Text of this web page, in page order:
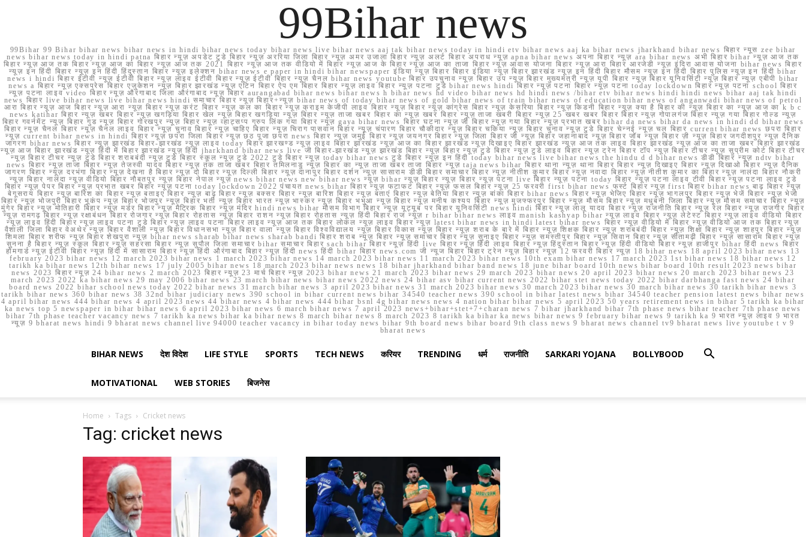
99Bihar news
99Bihar 99 Bihar bihar news bihar news in hindi bihar news today bihar news live bihar news aaj tak bihar news today in hindi etv bihar news aaj ka bihar news jharkhand bihar news बिहार न्यूस zee bihar
news bihar news today in hindi patna बिहार न्यूज़ अपडेट टुडे बिहार न्यूज़ अररिया जिला बिहार न्यूज़ अमर उजाला बिहार न्यूज़ अलर्ट बिहार अपराध न्यूज़ apna bihar news अपना बिहार न्यूज़ ara bihar news अभी बिहार bihar न्यूज़ आज तक
बिहार न्यूज़ आज तक बिहार न्यूज़ आज का बिहार न्यूज़ आज तक 2021 बिहार न्यूज़ आज तक वीडियो में बिहार न्यूज़ आज के बिहार न्यूज़ आज का ताजा बिहार न्यूज़ आवास योजना बिहार न्यूज़ आरा बिहार आरजेडी न्यूज़ इंदिरा आवास योजना bihar news बिहार
न्यूज़ इन हिंदी बिहार न्यूज़ इन हिंदी हिंदुस्तान बिहार न्यूज़ इलेक्शन bihar news e paper in hindi bihar newspaper इंडिया न्यूज़ बिहार बिहार इंडिया न्यूज़ बिहार झारखंड न्यूज़ इन हिंदी बिहार मौसम न्यूज़ इन हिंदी बिहार पुलिस न्यूज़ इन हिंदी bihar
news i hindi बिहार ईटीवी न्यूज़ ईटीवी बिहार न्यूज़ लाइव ईटीवी बिहार न्यूज़ ईटीवी बिहार न्यूज़ चैनल bihar news youtube बिहार उपचुनाव न्यूज़ बिहार उप न्यूज़ बिहार मुख्यमंत्री न्यूज़ यूपी बिहार न्यूज़ बिहार यूनिवर्सिटी न्यूज़ बिहार न्यूज़ एबीपी bihar
news a बिहार न्यूज़ एक्सप्रेस बिहार एजुकेशन न्यूज़ बिहार झारखंड न्यूज़ एटिन बिहार ऐप एम बिहार बिहार न्यूज़ लाइव बिहार न्यूज़ पटना टुडे bihar news hindi बिहार न्यूज़ पटना बिहार न्यूज़ पटना today lockdown बिहार न्यूज़ पटना school बिहार
न्यूज़ पटना लाइव video बिहार न्यूज़ औरंगाबाद जिला औरंगाबाद न्यूज़ बिहार aurangabad bihar news bihar news h bihar news hd video bihar news hd hindi news /bihar etv bihar news hindi hindi news bihar aaj tak hindi
news बिहार live bihar news live bihar news hindi समाचार बिहार न्यूज़ बिहार+न्यूज़ bihar news of today bihar news of gold bihar news of train bihar news of education bihar news of anganwadi bihar news of petrol
आरा बिहार न्यूज़ आज बिहार न्यूज़ आरा न्यूज़ बिहार न्यूज़ करंट बिहार न्यूज़ कल का बिहार न्यूज़ क्राइम केजीपी लाइव बिहार न्यूज़ बिहार न्यूज़ कांग्रेस बिहार न्यूज़ केसरिया बिहार न्यूज़ किडनी बिहार न्यूज़ क्या है बिहार की न्यूज़ बिहार का न्यूज़ आज का k b c
news katihar बिहार न्यूज़ खबर बिहार न्यूज़ खगड़िया बिहार खेल न्यूज़ बिहार खगड़िया न्यूज़ बिहार न्यूज़ ताजा खबर बिहार का न्यूज़ खबर बिहार न्यूज़ ताजा खबरी बिहार न्यूज़ 25 खबर खबर बिहार बिहार न्यूज़ गोपालगंज बिहार न्यूज़ गया बिहार गोल्ड न्यूज़
बिहार गवर्नमेंट न्यूज़ बिहार गुड न्यूज़ बिहार गोरखपुर न्यूज़ बिहार न्यूज़ व्हाट्सप्प ग्रुप लिंक गया बिहार न्यूज़ gaya bihar news बिहार घटना न्यूज़ जी बिहार न्यूज़ गया बिहार न्यूज़ प्रभात खबर bihar da news bihar da news in hindi dd bihar news
बिहार न्यूज़ चैनल बिहार न्यूज़ चैनल लाइव बिहार न्यूज़ चुनाव बिहार न्यूज़ चाहिए बिहार न्यूज़ चिराग पासवान बिहार न्यूज़ चंपारण बिहार चौकीदार न्यूज़ बिहार चकिया न्यूज़ बिहार चुनाव न्यूज़ टुडे बिहार चेन्नई न्यूज़ चल बिहार current bihar news छपरा बिहार
न्यूज़ current bihar news in hindi बिहार न्यूज़ छपरा जिला बिहार न्यूज़ छठ पूजा छपरा news बिहार न्यूज़ जमुई बिहार न्यूज़ जयनगर बिहार न्यूज़ जिला बिहार जी न्यूज़ बिहार जहानाबाद न्यूज़ बिहार जॉब न्यूज़ बिहार ज़ी न्यूज़ बिहार जगदीशपुर न्यूज़ दैनिक
जागरण bihar news बिहार न्यूज़ झारखंड बिहार-झारखंड न्यूज़ लाइव today बिहार झारखण्ड न्यूज़ लाइव बिहार झारखंड न्यूज़ आज का बिहार झारखंड न्यूज़ दिखाइए बिहार झारखंड न्यूज़ आज तक लाइव बिहार झारखंड न्यूज़ आज का ताजा खबर बिहार झारखंड
न्यूज़ आज बिहार झारखंड न्यूज़ हिंदी में बिहार झारखंड न्यूज़ हिंदी jharkhand bihar news live जी बिहार-झारखंड न्यूज़ झारखंड बिहार न्यूज़ बिहार न्यूज़ टुडे बिहार न्यूज़ टुडे लाइव बिहार न्यूज़ ट्रेन बिहार टॉप न्यूज़ बिहार टीचर न्यूज़ सुप्रीम कोर्ट बिहार टीचर
न्यूज़ बिहार टीचर न्यूज़ टुडे बिहार शराबबंदी न्यूज़ टुडे बिहार स्कूल न्यूज़ टुडे 2022 टुडे बिहार न्यूज़ today bihar news टुडे बिहार न्यूज़ इन हिंदी today bihar news live bihar news the hindu d d bihar news डीडी बिहार न्यूज़ ndtv bihar
news बिहार न्यूज़ ताजा बिहार न्यूज़ तेजस्वी यादव बिहार न्यूज़ तक ताजा खबर बिहार तमिलनाडु न्यूज़ बिहार का न्यूज़ ताजा खबर ताजा बिहार न्यूज़ taja news bihar बिहार थाना न्यूज़ थाना बिहार बिहार न्यूज़ दिखाइए बिहार न्यूज़ दिखाओ बिहार न्यूज़ दैनिक
जागरण बिहार न्यूज़ दरभंगा बिहार न्यूज़ देखना है बिहार न्यूज़ दो बिहार न्यूज़ दिल्ली बिहार न्यूज़ दानापुर बिहार दर्शन न्यूज़ सासाराम डीडी बिहार समाचार बिहार न्यूज़ नीतीश कुमार बिहार न्यूज़ नवादा बिहार न्यूज़ नीतीश कुमार का बिहार न्यूज़ नालंदा बिहार नौकरी
न्यूज़ बिहार नालंदा न्यूज़ वीडियो बिहार नौबतपुर न्यूज़ बिहार नेपाल न्यूज़ news bihar news new bihar news न्यूज़ bihar न्यूज़ बिहार न्यूज़ बिहार न्यूज़ पटना live बिहार न्यूज़ पटना today बिहार न्यूज़ पटना लाइव टीवी बिहार न्यूज़ पटना लाइव टुडे
बिहार न्यूज़ पेपर बिहार न्यूज़ प्रभात खबर बिहार न्यूज़ पटना today lockdown 2022 पंचायत news bihar बिहार न्यूज़ फटाफट बिहार न्यूज़ फसल बिहार न्यूज़ 25 फरवरी first bihar news फर्स्ट बिहार न्यूज़ first बिहार bihar news बाढ़ बिहार न्यूज़
बेगूसराय बिहार न्यूज़ बारिश का बिहार न्यूज़ बताइए बिहार न्यूज़ बाढ़ बिहार न्यूज़ बक्सर बिहार न्यूज़ बारिश बिहार न्यूज़ बताएं बिहार न्यूज़ बेतिया बिहार न्यूज़ बांका बिहार bihar news बिहार न्यूज़ भेजिए बिहार न्यूज़ भागलपुर बिहार न्यूज़ भेजें बिहार न्यूज़ भेजो
बिहार न्यूज़ भोजपुरी बिहार भूकंप न्यूज़ बिहार भोजपुर न्यूज़ बिहार भर्ती न्यूज़ बिहार भारत न्यूज़ भास्कर न्यूज़ बिहार भभुआ न्यूज़ बिहार न्यूज़ मनीष कश्यप बिहार न्यूज़ मुजफ्फरपुर बिहार न्यूज़ मौसम बिहार न्यूज़ मधुबनी जिला बिहार न्यूज़ मौसम समाचार बिहार न्यूज़
मुंगेर बिहार न्यूज़ मोतिहारी बिहार न्यूज़ मर्डर बिहार न्यूज़ मैट्रिक बिहार न्यूज़ मंदिर hindi news bihar मौसम विभाग बिहार न्यूज़ यूट्यूब पर बिहार यूनिवर्सिटी news hindi बिहार न्यूज़ लालू यादव बिहार न्यूज़ राजनीति बिहार न्यूज़ रेल बिहार न्यूज़ राजगीर बिहार
न्यूज़ रामगढ़ बिहार न्यूज़ रक्षाबंधन बिहार रोजगार न्यूज़ बिहार रोहतास न्यूज़ बिहार राशन न्यूज़ बिहार रोहतास न्यूज़ हिंदी बिहार राज न्यूज़ r bihar bihar news लाइव manish kashyap bihar न्यूज़ लाइव बिहार न्यूज़ लेटेस्ट बिहार न्यूज़ लाइव वीडियो बिहार
न्यूज़ लाइव हिंदी बिहार न्यूज़ लाइव पटना टुडे बिहार न्यूज़ लाइव पटना बिहार लाइव न्यूज़ आज तक बिहार लोकल न्यूज़ लाइव बिहार न्यूज़ latest bihar news in hindi latest bihar news बिहार न्यूज़ वीडियो में बिहार न्यूज़ वीडियो आज तक बिहार न्यूज़
वैशाली जिला बिहार वेअथेर न्यूज़ बिहार वैशाली न्यूज़ बिहार विधानसभा न्यूज़ बिहार वाला न्यूज़ बिहार विश्वविद्यालय न्यूज़ बिहार विकास न्यूज़ बिहार न्यूज़ शराब के बारे में बिहार न्यूज़ शिक्षक बिहार न्यूज़ शराबबंदी बिहार न्यूज़ शिक्षा बिहार न्यूज़ शाहपुर बिहार न्यूज़
शिमला बिहार शरीफ न्यूज़ बिहार शेखपुरा न्यूज़ bihar news sharab bihar news sharab bandi बिहार शराब न्यूज़ बिहार न्यूज़ समाचार बिहार न्यूज़ सुनाइए बिहार न्यूज़ समस्तीपुर बिहार न्यूज़ सिवान बिहार न्यूज़ सीतामढ़ी बिहार न्यूज़ सासाराम बिहार न्यूज़
सुनना है बिहार न्यूज़ स्कूल बिहार न्यूज़ सहरसा बिहार न्यूज़ सुपौल जिला समाचार bihar समाचार बिहार sach bihar बिहार न्यूज़ हिंदी live बिहार न्यूज़ हिंदी लाइव बिहार न्यूज़ हिंदुस्तान बिहार न्यूज़ हिंदी वीडियो बिहार न्यूज़ हाजीपुर bihar हिंदी news बिहार
होमगार्ड न्यूज़ ईटीवी बिहार न्यूज़ हिंदी में सासाराम बिहार न्यूज़ हिंदी औरंगाबाद बिहार न्यूज़ हिंदी news हिंदी bihar बिहार news.com जी न्यूज बिहार बिहार ट्रेन न्यूज़ बिहार न्यूज़ 12 फरवरी बिहार न्यूज़ 18 bihar news 18 april 2023 bihar news 13
february 2023 bihar news 12 march 2023 bihar news 1 march 2023 bihar news 14 march 2023 bihar news 11 march 2023 bihar news 10th exam bihar news 17 march 2023 1st bihar news 18 bihar news 12
tarikh ka bihar news 12th bihar news 17 july 2005 bihar news 18 march 2023 bihar news news 18 bihar jharkhand bihar band news 18 june bihar board 10th news bihar board 10th result 2023 news bihar
news 2023 बिहार न्यूज़ 24 bihar news 2 march 2023 बिहार न्यूज़ 23 मार्च बिहार न्यूज़ 2023 bihar news 21 march 2023 bihar news 29 march 2023 bihar news 20 april 2023 bihar news 20 march 2023 bihar news 23
march 2023 2022 ka bihar news 29 may 2006 bihar news 23 march bihar news bihar news 2022 news 24 bihar asv bihar current news 2022 bihar stet news today 2022 bihar darbhanga fast news 24 bihar
board news 2022 bihar school news today 2022 bihar news 31 march bihar news 3 april 2023 bihar news 31 march 2023 bihar news 30 march 2023 bihar news 30 march bihar news 30 tarikh bihar news 3
tarikh bihar news 360 bihar news 38 32nd bihar judiciary news 390 school in bihar current news bihar 34540 teacher news 390 school in bihar latest news bihar 34540 teacher pension latest news bihar news
4 april bihar news 444 bihar news 4 april 2023 news 44 bihar news 4 bihar news 444 bihar bsnl 4g bihar news news 4 nation bihar bihar news 5 april 2023 50 years retirement news in bihar 5 tarikh ka bihar
ka news top 5 newspaper in bihar bihar news 6 april 2023 bihar news 6 march bihar news 7 april 2023 news+bihar+stet+7+charan news 7 bihar jharkhand bihar 7th phase news bihar teacher 7th phase news
bihar 7th phase teacher vacancy news 7 tarikh ka news bihar ka bihar news 8 march bihar news 8 march 2023 8 tarikh ka bihar ka news bihar news 9 february bihar news 9 tarikh ka 9 भारत न्यूज़ लाइव 9 भारत
न्यूज़ 9 bharat news hindi 9 bharat news channel live 94000 teacher vacancy in bihar today news bihar 9th board news bihar board 9th class news 9 bharat news channel tv9 bharat news live youtube t v 9
bharat news
BIHAR NEWS देश विदेश LIFE STYLE SPORTS TECH NEWS करियर TRENDING धर्म राजनीति SARKARI YOJANA BOLLYBOOD
MOTIVATIONAL WEB STORIES बिजनेस
Home Tags Cricket news
Tag: cricket news